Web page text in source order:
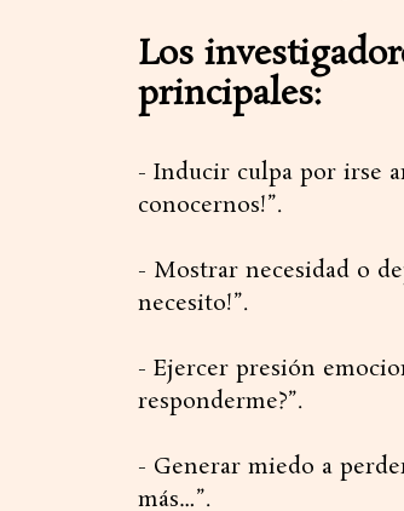
Los
principales:
- Inducir culpa por irse
conocernos!”.
- Mostrar necesidad o
necesito!”.
- Ejercer presión
responderme?”.
- Generar miedo a
más…”.